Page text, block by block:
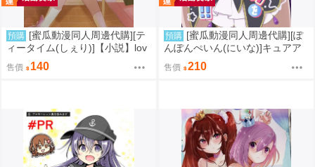
預購 [蜜瓜動漫同人周邊代購][テ
ィータイム(しぇり)]【小説】lov
eletter(2.5次元的誘惑)(同人誌)
售價 140
預購 [蜜瓜動漫同人周邊代購][ぽ
んぽんぺいん(にいな)]キュアア
ルカナ・シャドウを愛でる本!(キ
ミとアイドル光之美少女♪、Yes!
售價 210